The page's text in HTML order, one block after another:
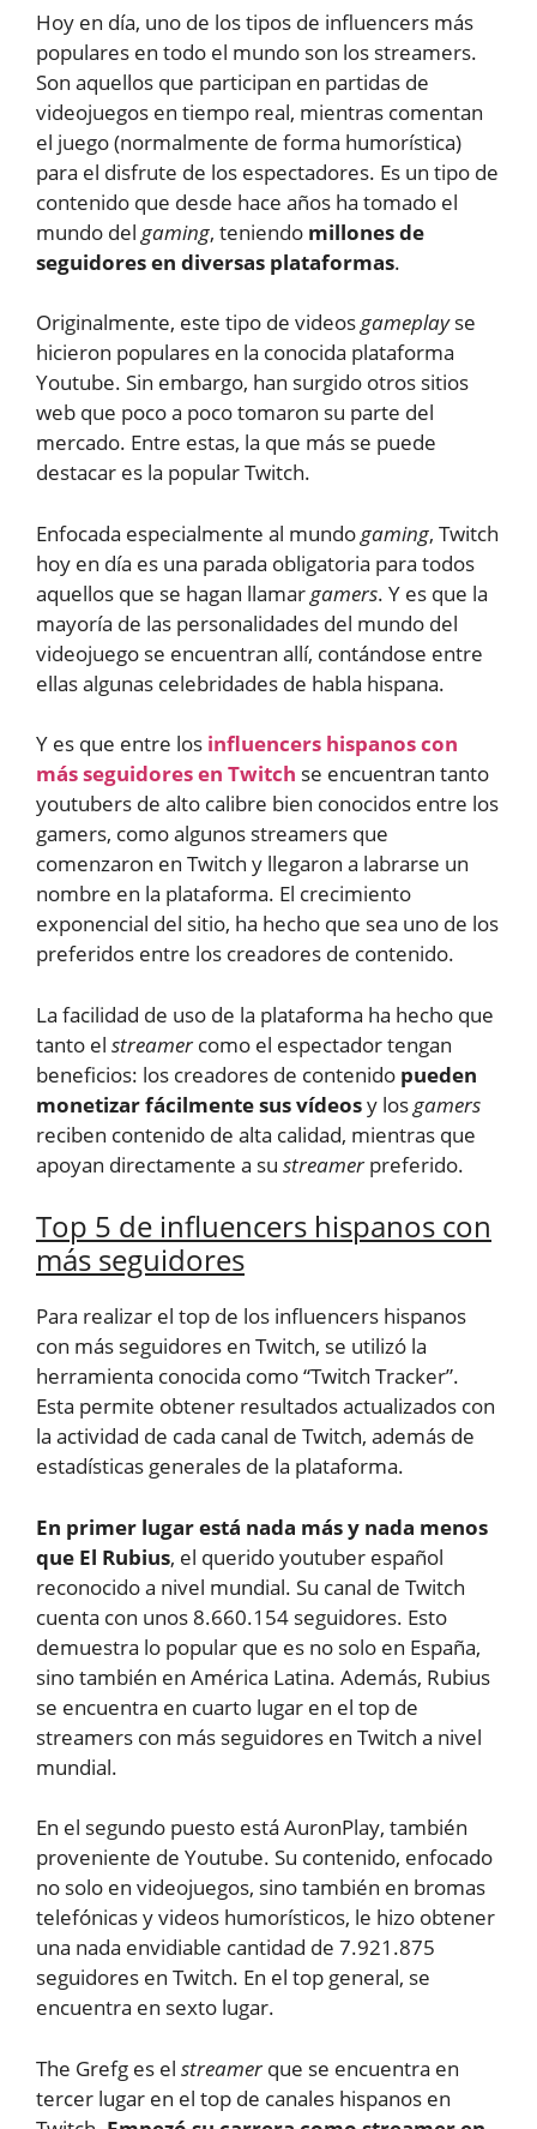
Hoy en día, uno de los tipos de influencers más
populares en todo el mundo son los streamers.
Son aquellos que participan en partidas de
videojuegos en tiempo real, mientras comentan
el juego (normalmente de forma humorística)
para el disfrute de los espectadores. Es un tipo de
contenido que desde hace años ha tomado el
mundo del gaming, teniendo millones de
seguidores en diversas plataformas.
Originalmente, este tipo de videosgameplayse
hicieron populares en la conocida plataforma
Youtube. Sin embargo, han surgido otros sitios
web que poco a poco tomaron su parte del
mercado. Entre estas, la que más se puede
destacar es la popular Twitch.
Enfocada especialmente al mundogaming, Twitch
hoy en día es una parada obligatoria para todos
aquellos que se hagan llamargamers. Y es que la
mayoría de las personalidades del mundo del
videojuego se encuentran allí, contándose entre
ellas algunas celebridades de habla hispana.
Y es que entre los influencers hispanos con
más seguidores en Twitch se encuentran tanto
youtubers de alto calibre bien conocidos entre los
gamers, como algunos streamers que
comenzaron en Twitch y llegaron a labrarse un
nombre en la plataforma. El crecimiento
exponencial del sitio, ha hecho que sea uno de los
preferidos entre los creadores de contenido.
La facilidad de uso de la plataforma ha hecho que
tanto el streamercomo el espectador tengan
beneficios: los creadores de contenido pueden
monetizar fácilmente sus vídeosy losgamers
reciben contenido de alta calidad, mientras que
apoyan directamente a su streamerpreferido.
Top 5 de influencers hispanos con
más seguidores
Para realizar el top de los influencers hispanos
con más seguidores en Twitch, se utilizó la
herramienta conocida como “Twitch Tracker”.
Esta permite obtener resultados actualizados con
la actividad de cada canal de Twitch, además de
estadísticas generales de la plataforma.
En primer lugar está nada más y nada menos
que El Rubius, el querido youtuber español
reconocido a nivel mundial. Su canal de Twitch
cuenta con unos 8.660.154 seguidores. Esto
demuestra lo popular que es no solo en España,
sino también en América Latina. Además, Rubius
se encuentra en cuarto lugar en el top de
streamers con más seguidores en Twitch a nivel
mundial.
En el segundo puesto está AuronPlay, también
proveniente de Youtube. Su contenido, enfocado
no solo en videojuegos, sino también en bromas
telefónicas y videos humorísticos, le hizo obtener
una nada envidiable cantidad de 7.921.875
seguidores en Twitch. En el top general, se
encuentra en sexto lugar.
The Grefg es el streamerque se encuentra en
tercer lugar en el top de canales hispanos en